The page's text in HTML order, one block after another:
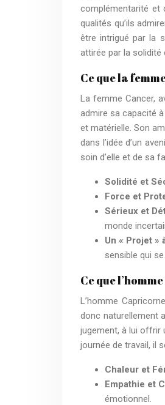
complémentarité et
qualités qu’ils
être intrigué par la
attirée par la solidité
Ce que la
La femme Cancer,
admire sa capacité
et matérielle. Son
dans l’idée d’un
soin d’elle et de sa
Solidité et
Force et
Sérieux et
monde
Un « Projet »
sensible qui
Ce que
L’homme
donc naturellement
jugement, à lui offrir
journée de travail, il
Chaleur et
Empathie et
émotionnel.